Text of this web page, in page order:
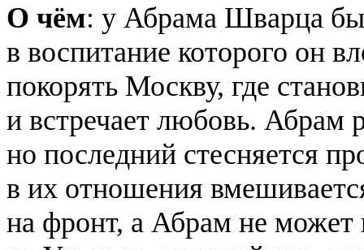
О чём: у Абрама Шварца
в воспитание которого он
покорять Москву, где
и встречает любовь. Абрам
но последний стесняется
в их отношения
на фронт, а Абрам не может